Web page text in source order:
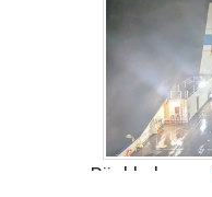
unserer Rückkehr aus